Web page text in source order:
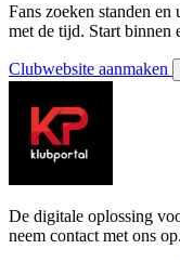
Fans zoeken standen
met de tijd. Start binnen
Clubwebsite aanmaken
De digitale oplossing
neem contact met ons op.